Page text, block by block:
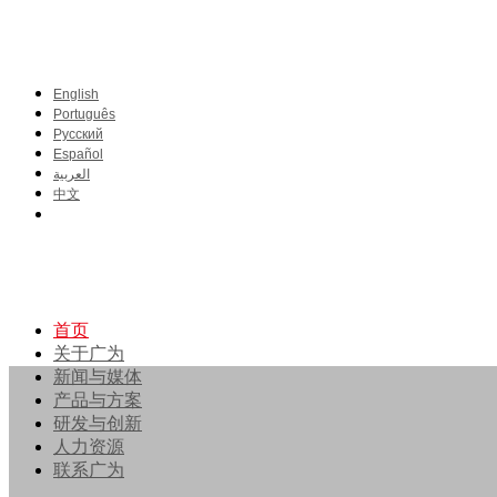
English
Português
Pусский
Español
العربية
中文
首页
关于广为
新闻与媒体
产品与方案
研发与创新
人力资源
联系广为